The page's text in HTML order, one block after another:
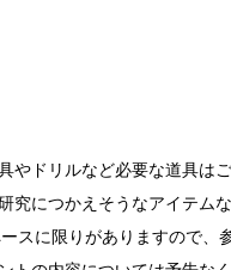
やドリルなど必要な道具はご
究につかえそうなアイテム
スに限りがありますので、